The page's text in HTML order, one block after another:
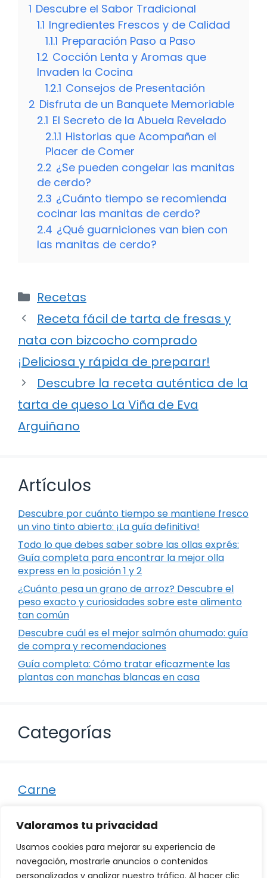
Valoramos tu privacidad
Usamos cookies para mejorar su experiencia de
navegación, mostrarle anuncios o contenidos
personalizados y analizar nuestro tráfico. Al hacer clic
1 Descubre el Sabor Tradicional
1.1 Ingredientes Frescos y de Calidad
1.1.1 Preparación Paso a Paso
1.2 Cocción Lenta y Aromas que
Invaden la Cocina
1.2.1 Consejos de Presentación
2 Disfruta de un Banquete Memoriable
2.1 El Secreto de la Abuela Revelado
2.1.1 Historias que Acompañan el
Placer de Comer
2.2 ¿Se pueden congelar las manitas
de cerdo?
2.3 ¿Cuánto tiempo se recomienda
cocinar las manitas de cerdo?
2.4 ¿Qué guarniciones van bien con
las manitas de cerdo?
Categorías
Recetas
Receta fácil de tarta de fresas y
nata con bizcocho comprado
¡Deliciosa y rápida de preparar!
Descubre la receta auténtica de la
tarta de queso La Viña de Eva
Arguiñano
Artículos
Descubre por cuánto tiempo se mantiene fresco
un vino tinto abierto: ¡La guía definitiva!
Todo lo que debes saber sobre las ollas exprés:
Guía completa para encontrar la mejor olla
express en la posición 1 y 2
¿Cuánto pesa un grano de arroz? Descubre el
peso exacto y curiosidades sobre este alimento
tan común
Descubre cuál es el mejor salmón ahumado: guía
de compra y recomendaciones
Guía completa: Cómo tratar eficazmente las
plantas con manchas blancas en casa
Categorías
Carne
Otro